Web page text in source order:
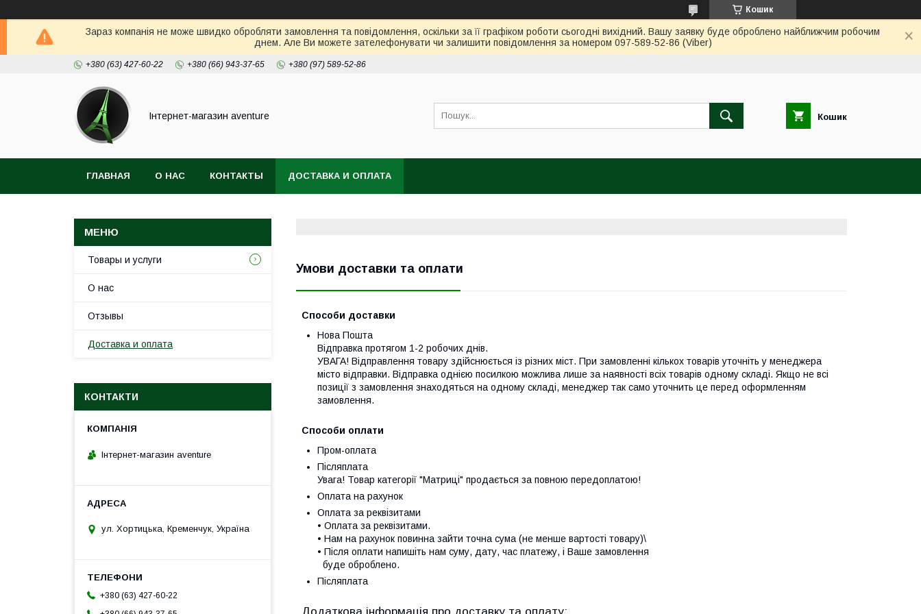
Кошик
Зараз компанія не може швидко обробляти замовлення та повідомлення, оскільки за її графіком роботи сьогодні вихідний. Вашу заявку буде оброблено найближчим робочим
днем. Але Ви можете зателефонувати чи залишити повідомлення за номером 097-589-52-86 (Viber)
+380 (63) 427-60-22 +380 (66) 943-37-65 +380 (97) 589-52-86
Інтернет-магазин aventure Кошик
ГЛАВНАЯ О НАС КОНТАКТЫ ДОСТАВКА И ОПЛАТА
Умови доставки та оплати
Способи доставки
Нова Пошта
Відправка протягом 1-2 робочих днів.
УВАГА! Відправлення товару здійснюється із різних міст. При замовленні кількох товарів уточніть у менеджера
місто відправки. Відправка однією посилкою можлива лише за наявності всіх товарів одному складі. Якщо не всі
позиції з замовлення знаходяться на одному складі, менеджер так само уточнить це перед оформленням
замовлення.
Способи оплати
Пром-оплата
Післяплата
Увага! Товар категорії "Матриці" продається за повною передоплатою!
Оплата на рахунок
Оплата за реквізитами
• Оплата за реквізитами.
• Нам на рахунок повинна зайти точна сума (не менше вартості товару)\
• Після оплати напишіть нам суму, дату, час платежу, і Ваше замовлення
  буде оброблено.
Післяплата
Товары и услуги
О нас
Отзывы
Доставка и оплата
КОНТАКТИ
Інтернет-магазин aventure
ул. Хортицька, Кременчук, Україна
+380 (63) 427-60-22